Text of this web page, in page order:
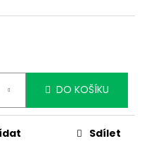
DO KOŠÍKU
Sdílet